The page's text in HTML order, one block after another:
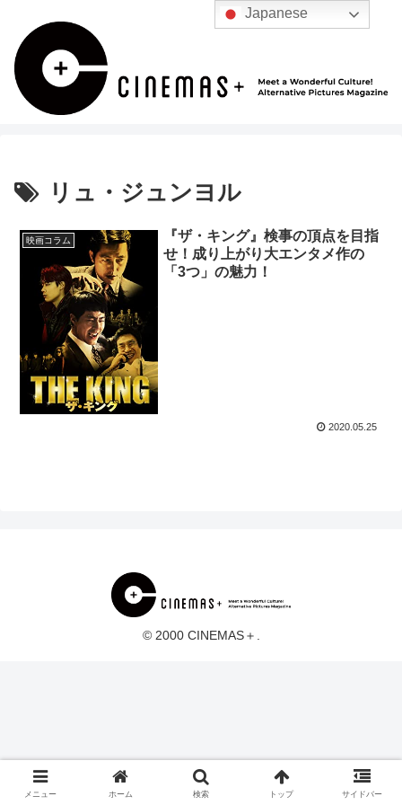
リュ・ジュンヨル
映画コラム
『ザ・キング』検事の頂点を目指
せ！成り上がり大エンタメ作の
「3つ」の魅力！
2020.05.25
© 2000 CINEMAS＋.
メニュー ホーム 検索 トップ サイドバー
Japanese